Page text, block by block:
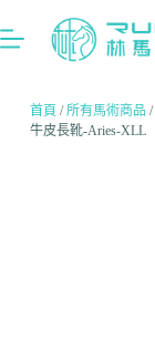
首頁 /所有馬術商品 /
牛皮長靴-Aries-XLL